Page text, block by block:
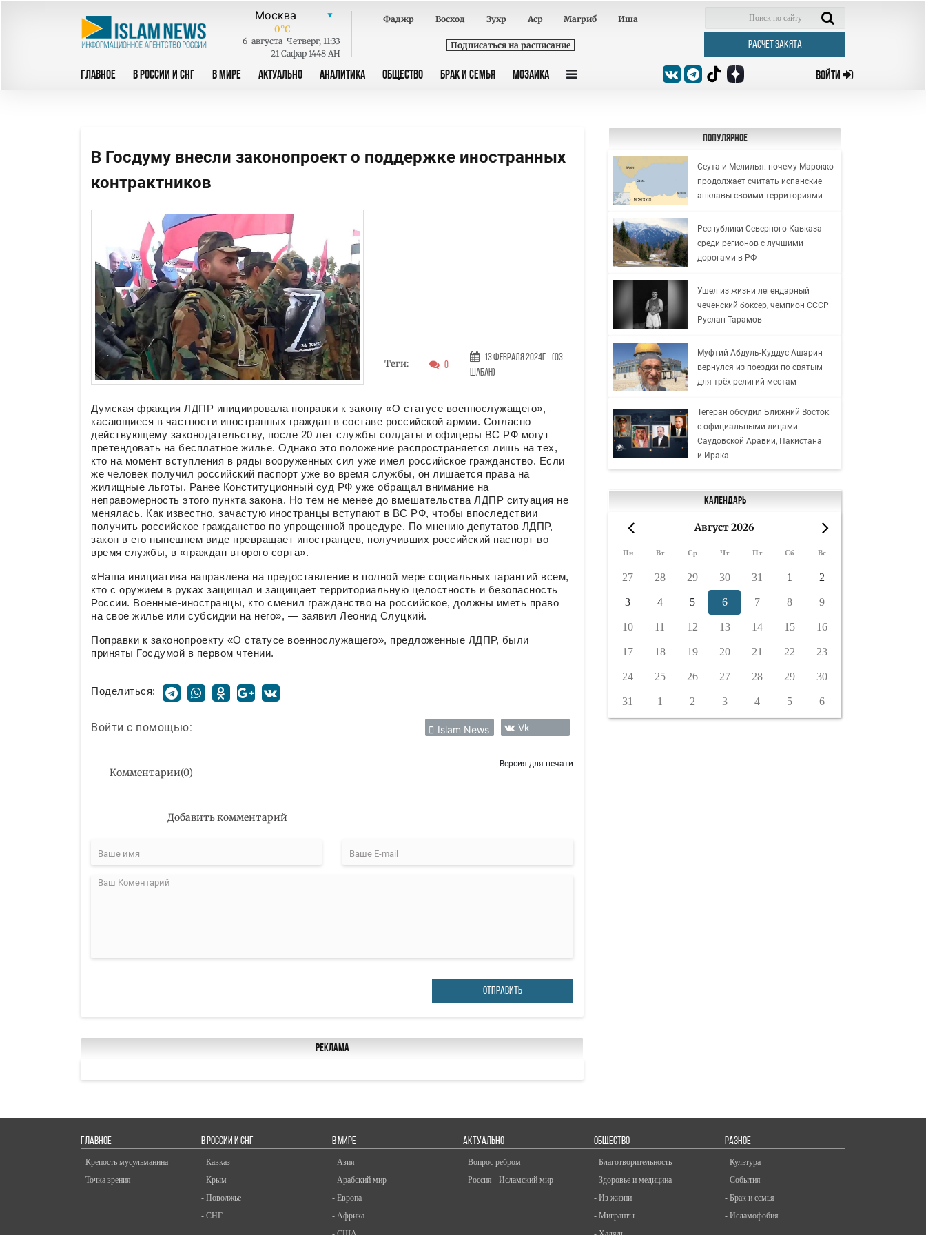
0°C
6 августа Четверг, 11:33
21 Сафар 1448 AH
Фаджр Восход Зухр Аср Магриб Иша
Подписаться на расписание РАСЧЁТ ЗАКЯТА
ГЛАВНОЕ В РОССИИ И СНГ В МИРЕ АКТУАЛЬНО АНАЛИТИКА ОБЩЕСТВО БРАК И СЕМЬЯ МОЗАИКА ВОЙТИ
В Госдуму внесли законопроект о поддержке иностранных
контрактников
Теги: 0
13 Февраля 2024г. (03
Шабан)
Думская фракция ЛДПР инициировала поправки к закону «О статусе военнослужащего»,
касающиеся в частности иностранных граждан в составе российской армии. Согласно
действующему законодательству, после 20 лет службы солдаты и офицеры ВС РФ могут
претендовать на бесплатное жилье. Однако это положение распространяется лишь на тех,
кто на момент вступления в ряды вооруженных сил уже имел российское гражданство. Если
же человек получил российский паспорт уже во время службы, он лишается права на
жилищные льготы. Ранее Конституционный суд РФ уже обращал внимание на
неправомерность этого пункта закона. Но тем не менее до вмешательства ЛДПР ситуация не
менялась. Как известно, зачастую иностранцы вступают в ВС РФ, чтобы впоследствии
получить российское гражданство по упрощенной процедуре. По мнению депутатов ЛДПР,
закон в его нынешнем виде превращает иностранцев, получивших российский паспорт во
время службы, в «граждан второго сорта».
«Наша инициатива направлена на предоставление в полной мере социальных гарантий всем,
кто с оружием в руках защищал и защищает территориальную целостность и безопасность
России. Военные-иностранцы, кто сменил гражданство на российское, должны иметь право
на свое жилье или субсидии на него», — заявил Леонид Слуцкий.
Поправки к законопроекту «О статусе военнослужащего», предложенные ЛДПР, были
приняты Госдумой в первом чтении.
Поделиться:
Войти с помощью: Islam News Vk
Комментарии(0)
Версия для печати
Добавить комментарий
ОТПРАВИТЬ
Реклама
Популярное
Сеута и Мелилья: почему Марокко
продолжает считать испанские
анклавы своими территориями
Республики Северного Кавказа
среди регионов с лучшими
дорогами в РФ
Ушел из жизни легендарный
чеченский боксер, чемпион СССР
Руслан Тарамов
Муфтий Абдуль-Куддус Ашарин
вернулся из поездки по святым
для трёх религий местам
Тегеран обсудил Ближний Восток
с официальными лицами
Саудовской Аравии, Пакистана
и Ирака
Календарь
Август 2026
Пн Вт Ср Чт Пт Сб Вс
27 28 29 30 31 1 2
3 4 5 6 7 8 9
10 11 12 13 14 15 16
17 18 19 20 21 22 23
24 25 26 27 28 29 30
31 1 2 3 4 5 6
ГЛАВНОЕ
- Крепость мусульманина
- Точка зрения
В РОССИИ И СНГ
- Кавказ
- Крым
- Поволжье
- СНГ
В МИРЕ
- Азия
- Арабский мир
- Европа
- Африка
АКТУАЛЬНО
- Вопрос ребром
- Россия - Исламский мир
ОБЩЕСТВО
- Благотворительность
- Здоровье и медицина
- Из жизни
- Мигранты
РАЗНОЕ
- Культура
- События
- Брак и семья
- Исламофобия